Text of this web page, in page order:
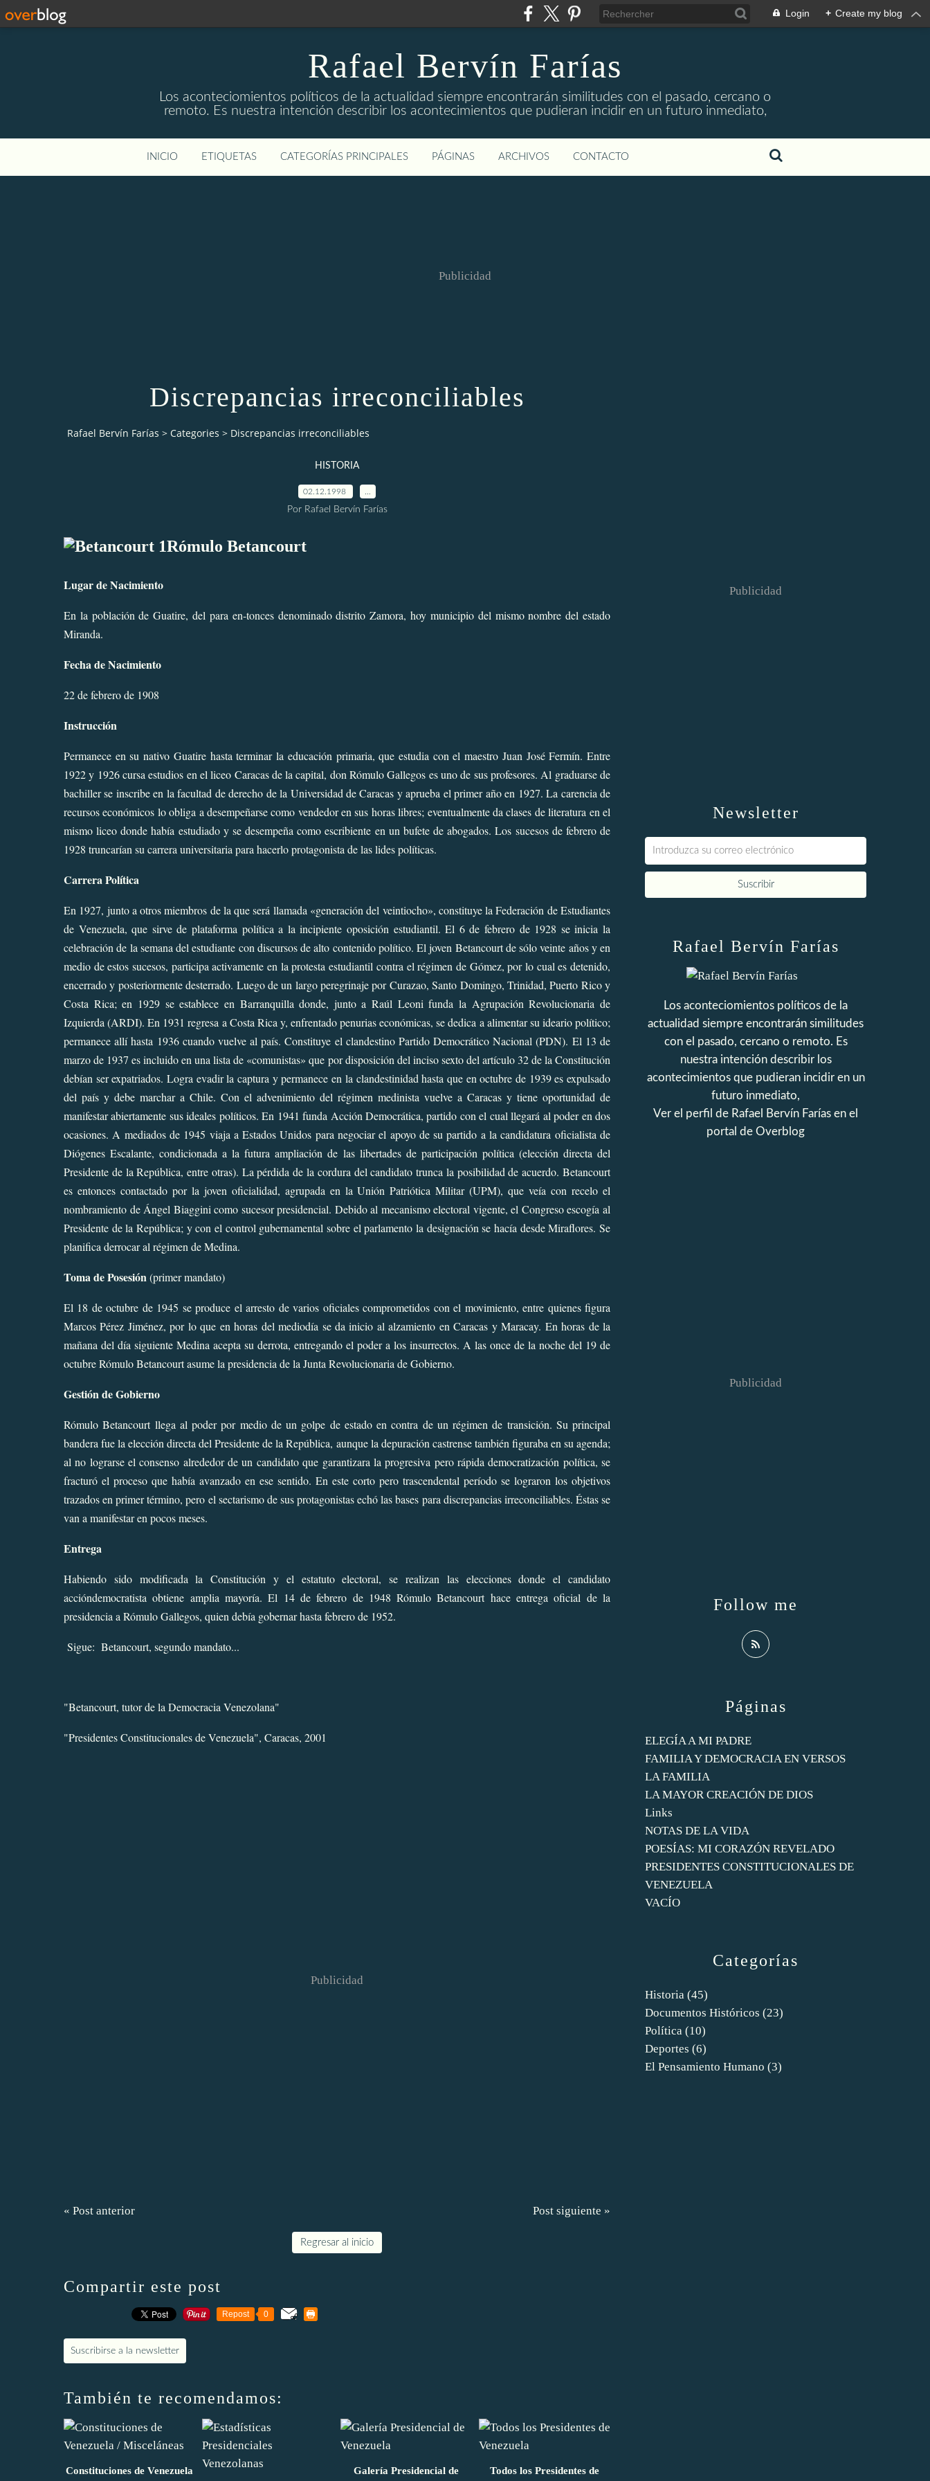
Login + Create my blog
Rafael Bervín Farías
Los aconteciomientos políticos de la actualidad siempre encontrarán similitudes con el pasado, cercano o
remoto. Es nuestra intención describir los acontecimientos que pudieran incidir en un futuro inmediato,
INICIO ETIQUETAS CATEGORÍAS PRINCIPALES PÁGINAS ARCHIVOS CONTACTO
Publicidad
Discrepancias irreconciliables
Rafael Bervín Farías > Categories > Discrepancias irreconciliables
HISTORIA
02.12.1998
Por Rafael Bervín Farías
Rómulo Betancourt
Lugar de Nacimiento
En la población de Guatire, del para en-tonces denominado distrito Zamora, hoy municipio del mismo nombre del estado
Miranda.
Fecha de Nacimiento
22 de febrero de 1908
Instrucción
Permanece en su nativo Guatire hasta terminar la educación primaria, que estudia con el maestro Juan José Fermín. Entre
1922 y 1926 cursa estudios en el liceo Caracas de la capital, donRómulo Gallegos es uno de sus profesores. Al graduarse de
bachiller se inscribe en la facultad de derecho de la Universidad de Caracas y aprueba el primer año en 1927. La carencia de
recursos económicos lo obliga a desempeñarse como vendedor en sus horas libres; eventualmente da clases de literatura en el
mismo liceo donde había estudiado y se desempeña como escribiente en un bufete de abogados. Los sucesos de febrero de
1928 truncarían su carrera universitaria para hacerlo protagonista de las lides políticas.
Carrera Política
En 1927, junto a otros miembros de la que será llamada «generación del veintiocho», constituye la Federación de Estudiantes
de Venezuela, que sirve de plataforma política a la incipiente oposición estudiantil. El 6 de febrero de 1928 se inicia la
celebración de la semana del estudiante con discursos de alto contenido político. El joven Betancourt de sólo veinte años y en
medio de estos sucesos, participa activamente en la protesta estudiantil contra el régimen de Gómez, por lo cual es detenido,
encerrado y posteriormente desterrado. Luego de un largo peregrinaje por Curazao, Santo Domingo, Trinidad, Puerto Rico y
Costa Rica; en 1929 se establece en Barranquilla donde, junto aRaúl Leoni funda la Agrupación Revolucionaria de
Izquierda (ARDI). En 1931 regresa a Costa Rica y, enfrentado penurias económicas, se dedica a alimentar su ideario político;
permanece allí hasta 1936 cuando vuelve al país. Constituye el clandestino Partido Democrático Nacional (PDN). El 13 de
marzo de 1937 es incluido en una lista de «comunistas» que por disposición del inciso sexto del artículo 32 de la Constitución
debían ser expatriados. Logra evadir la captura y permanece en la clandestinidad hasta que en octubre de 1939 es expulsado
del país y debe marchar a Chile. Con el advenimiento del régimen medinista vuelve a Caracas y tiene oportunidad de
manifestar abiertamente sus ideales políticos. En 1941 funda Acción Democrática, partido con el cual llegará al poder en dos
ocasiones. A mediados de 1945 viaja a Estados Unidos para negociar el apoyo de su partido a la candidatura oficialista de
Diógenes Escalante, condicionada a la futura ampliación de las libertades de participación política (elección directa del
Presidente de la República, entre otras). La pérdida de la cordura del candidato trunca la posibilidad de acuerdo. Betancourt
es entonces contactado por la joven oficialidad, agrupada en la Unión Patriótica Militar (UPM), que veía con recelo el
nombramiento de Ángel Biaggini como sucesor presidencial. Debido al mecanismo electoral vigente, el Congreso escogía al
Presidente de la República; y con el control gubernamental sobre el parlamento la designación se hacía desde Miraflores. Se
planifica derrocar al régimen deMedina.
Toma de Posesión(primer mandato)
El 18 de octubre de 1945 se produce el arresto de varios oficiales comprometidos con el movimiento, entre quienes figura
Marcos Pérez Jiménez, por lo que en horas del mediodía se da inicio al alzamiento en Caracas y Maracay. En horas de la
mañana del día siguiente Medina acepta su derrota, entregando el poder a los insurrectos. A las once de la noche del 19 de
octubre Rómulo Betancourt asume la presidencia de la Junta Revolucionaria de Gobierno.
Gestión de Gobierno
Rómulo Betancourt llega al poder por medio de un golpe de estado en contra de un régimen de transición. Su principal
bandera fue la elección directa del Presidente de la República, aunque la depuración castrense también figuraba en su agenda;
al no lograrse el consenso alrededor de un candidato que garantizara la progresiva pero rápida democratización política, se
fracturó el proceso que había avanzado en ese sentido. En este corto pero trascendental período se lograron los objetivos
trazados en primer término, pero el sectarismo de sus protagonistas echó las bases para discrepancias irreconciliables. Éstas se
van a manifestar en pocos meses.
Entrega
Habiendo sido modificada la Constitución y el estatuto electoral, se realizan las elecciones donde el candidato
accióndemocratista obtiene amplia mayoría. El 14 de febrero de 1948 Rómulo Betancourt hace entrega oficial de la
presidencia a Rómulo Gallegos, quien debía gobernar hasta febrero de 1952.
Sigue: Betancourt, segundo mandato...
"Betancourt, tutor de la Democracia Venezolana"
"Presidentes Constitucionales de Venezuela", Caracas, 2001
Publicidad
« Post anterior Post siguiente »
Regresar al inicio
Compartir este post
Repost 0
Suscribirse a la newsletter
También te recomendamos:
Constituciones de Venezuela Galería Presidencial de Todos los Presidentes de
Newsletter
Publicidad
Categorías
Historia (45)
Documentos Históricos (23)
Política (10)
Deportes (6)
El Pensamiento Humano (3)
Páginas
ELEGÍA A MI PADRE
FAMILIA Y DEMOCRACIA EN VERSOS
LA FAMILIA
LA MAYOR CREACIÓN DE DIOS
Links
NOTAS DE LA VIDA
POESÍAS: MI CORAZÓN REVELADO
PRESIDENTES CONSTITUCIONALES DE
VENEZUELA
VACÍO
Rafael Bervín Farías
Los aconteciomientos políticos de la
actualidad siempre encontrarán similitudes
con el pasado, cercano o remoto. Es
nuestra intención describir los
acontecimientos que pudieran incidir en un
futuro inmediato,
Ver el perfil de Rafael Bervín Farías en el
portal de Overblog
Follow me
Publicidad